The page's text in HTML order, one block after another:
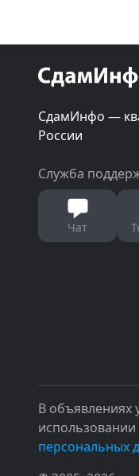
СдамИнфо —
России
Служба
Чат
В объявлениях
персональных